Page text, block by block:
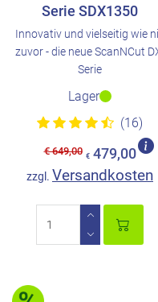
Serie SDX1350
Innovativ und vielseitig wie
zuvor - die neue ScanNCut
Serie
Lager
(16)
€ 649,00 € 479,00
zzgl. Versandkosten